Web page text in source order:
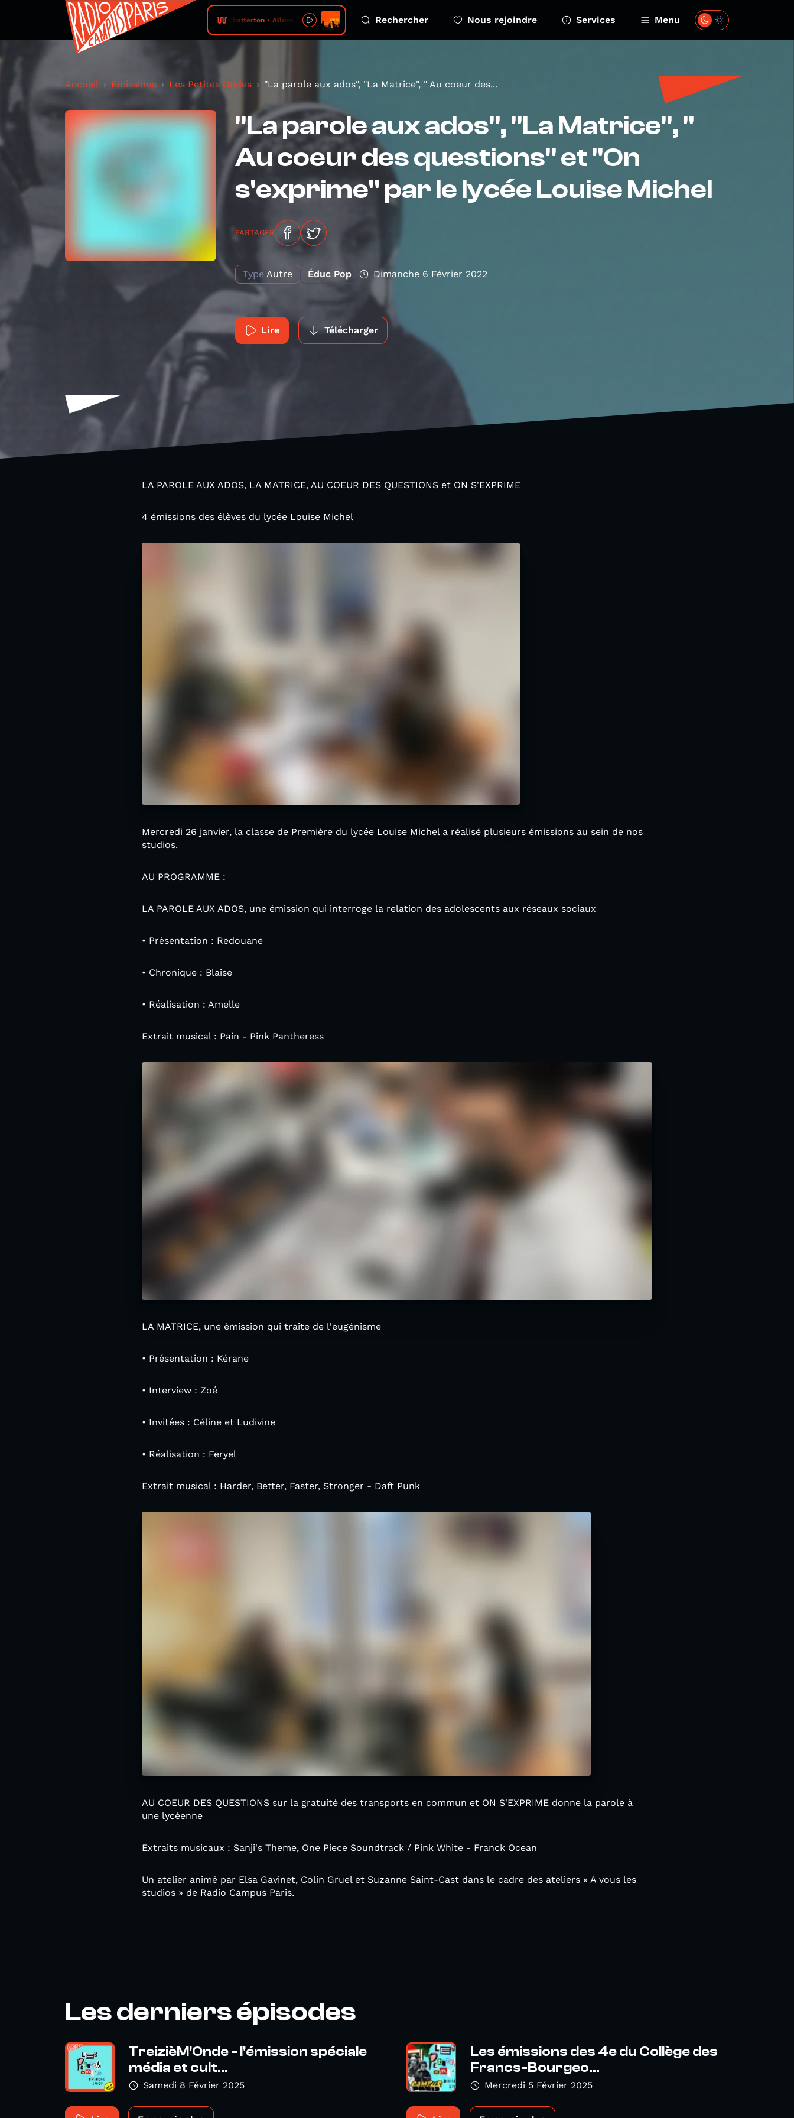
Feu! Chatterton • Allons Voir Rechercher Nous rejoindre Services Menu
Accueil Émissions Les Petites Ondes "La parole aux ados", "La Matrice", " Au coeur des...
"La parole aux ados", "La Matrice", "
Au coeur des questions" et "On
s'exprime" par le lycée Louise Michel
PARTAGER
Type Autre Éduc Pop Dimanche 6 Février 2022
Lire Télécharger
LA PAROLE AUX ADOS, LA MATRICE, AU COEUR DES QUESTIONS et ON S'EXPRIME
4 émissions des élèves du lycée Louise Michel
Mercredi 26 janvier, la classe de Première du lycée Louise Michel a réalisé plusieurs émissions au sein de nos
studios.
AU PROGRAMME :
LA PAROLE AUX ADOS, une émission qui interroge la relation des adolescents aux réseaux sociaux
• Présentation : Redouane
• Chronique : Blaise
• Réalisation : Amelle
Extrait musical : Pain - Pink Pantheress
LA MATRICE, une émission qui traite de l'eugénisme
• Présentation : Kérane
• Interview : Zoé
• Invitées : Céline et Ludivine
• Réalisation : Feryel
Extrait musical : Harder, Better, Faster, Stronger - Daft Punk
AU COEUR DES QUESTIONS sur la gratuité des transports en commun et ON S'EXPRIME donne la parole à
une lycéenne
Extraits musicaux : Sanji's Theme, One Piece Soundtrack / Pink White - Franck Ocean
Un atelier animé par Elsa Gavinet, Colin Gruel et Suzanne Saint-Cast dans le cadre des ateliers « A vous les
studios » de Radio Campus Paris.
Les derniers épisodes
TreizièM'Onde - l'émission spéciale
média et cult...
Samedi 8 Février 2025
Les émissions des 4e du Collège des
Francs-Bourgeo...
Mercredi 5 Février 2025